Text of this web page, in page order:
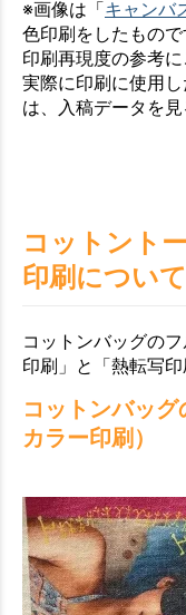
※画像は「キャンバ
色印刷をしたもので
印刷再現度の参考に
実際に印刷に使用
は、入稿データを
コットント
印刷について
コットンバッグの
印刷」と「熱転写
コットンバッ
カラー印刷）